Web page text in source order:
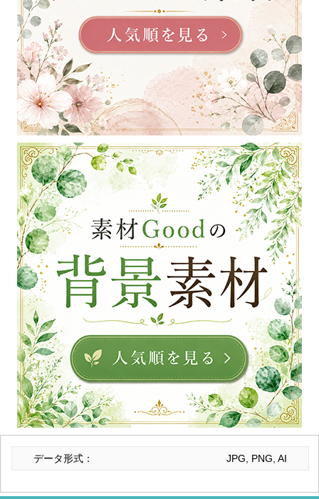
データ形式： JPG, PNG, AI